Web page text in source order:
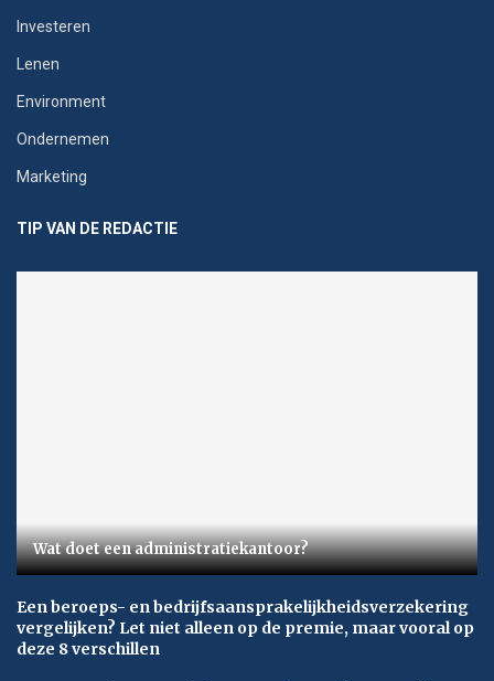
Investeren
Lenen
Environment
Ondernemen
Marketing
TIP VAN DE REDACTIE
Wat doet een administratiekantoor?
Een beroeps- en bedrijfsaansprakelijkheidsverzekering
vergelijken? Let niet alleen op de premie, maar vooral op
deze 8 verschillen